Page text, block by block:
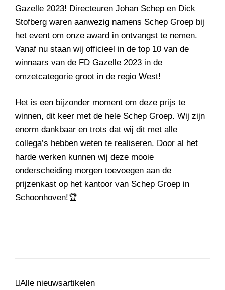
Gazelle 2023! Directeuren Johan Schep en Dick
Stofberg waren aanwezig namens Schep Groep bij
het event om onze award in ontvangst te nemen.
Vanaf nu staan wij officieel in de top 10 van de
winnaars van de FD Gazelle 2023 in de
omzetcategorie groot in de regio West!
Het is een bijzonder moment om deze prijs te
winnen, dit keer met de hele Schep Groep. Wij zijn
enorm dankbaar en trots dat wij dit met alle
collega’s hebben weten te realiseren. Door al het
harde werken kunnen wij deze mooie
onderscheiding morgen toevoegen aan de
prijzenkast op het kantoor van Schep Groep in
Schoonhoven!🏆
Alle nieuwsartikelen